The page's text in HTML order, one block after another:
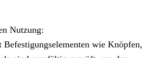
Nutzung:
Befestigungselementen wie Knöpfen,